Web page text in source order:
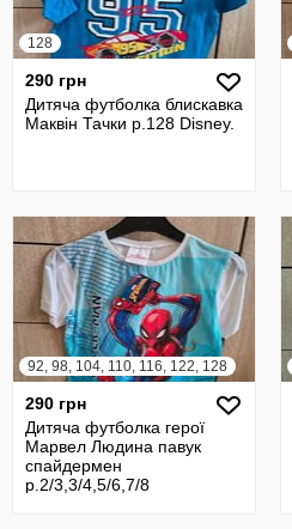
128
290 грн
Дитяча футболка блискавка
Маквін Тачки р.128 Disney.
92, 98, 104, 110, 116, 122, 128
290 грн
Дитяча футболка герої
Марвел Людина павук
спайдермен
р.2/3,3/4,5/6,7/8